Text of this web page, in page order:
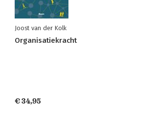
Joost van der Kolk
Organisatiekracht
€ 34,95